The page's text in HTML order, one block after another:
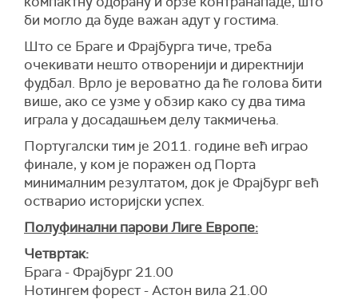
би могло да буде важан адут у гостима.
Што се Браге и Фрајбурга тиче, треба
очекивати нешто отворенији и директнији
фудбал. Врло је вероватно да ће голова бити
више, ако се узме у обзир како су два тима
играла у досадашњем делу такмичења.
Португалски тим је 2011. године већ играо
финале, у ком је поражен од Порта
минималним резултатом, док је Фрајбург већ
остварио историјски успех.
Полуфинални парови Лиге Европе:
Четвртак:
Брага - Фрајбург 21.00
Нотингем форест - Астон вила 21.00